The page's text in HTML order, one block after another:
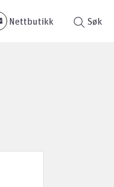
Nettbutikk Søk